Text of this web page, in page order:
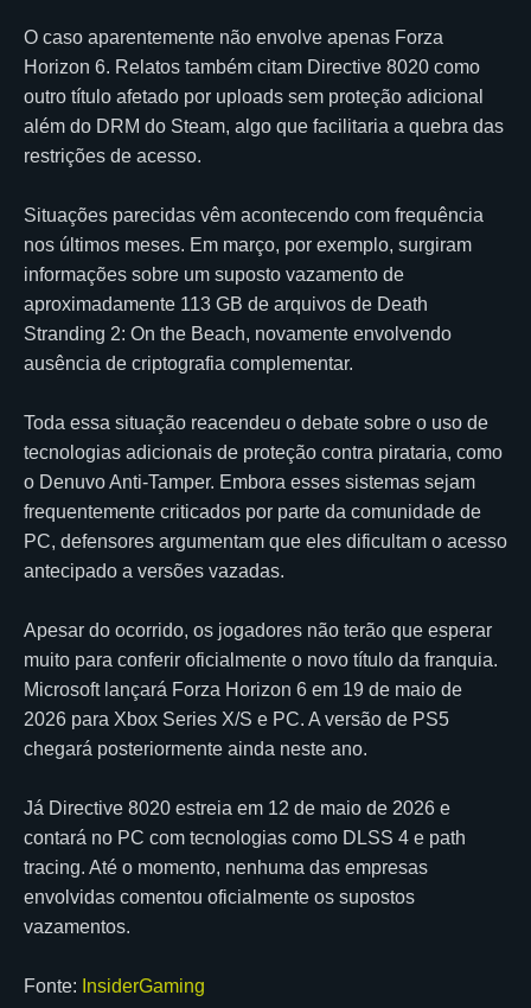
O caso aparentemente não envolve apenas Forza
Horizon 6. Relatos também citam Directive 8020 como
outro título afetado por uploads sem proteção adicional
além do DRM do Steam, algo que facilitaria a quebra das
restrições de acesso.
Situações parecidas vêm acontecendo com frequência
nos últimos meses. Em março, por exemplo, surgiram
informações sobre um suposto vazamento de
aproximadamente 113 GB de arquivos de Death
Stranding 2: On the Beach, novamente envolvendo
ausência de criptografia complementar.
Toda essa situação reacendeu o debate sobre o uso de
tecnologias adicionais de proteção contra pirataria, como
o Denuvo Anti-Tamper. Embora esses sistemas sejam
frequentemente criticados por parte da comunidade de
PC, defensores argumentam que eles dificultam o acesso
antecipado a versões vazadas.
Apesar do ocorrido, os jogadores não terão que esperar
muito para conferir oficialmente o novo título da franquia.
Microsoft lançará Forza Horizon 6 em 19 de maio de
2026 para Xbox Series X/S e PC. A versão de PS5
chegará posteriormente ainda neste ano.
Já Directive 8020 estreia em 12 de maio de 2026 e
contará no PC com tecnologias como DLSS 4 e path
tracing. Até o momento, nenhuma das empresas
envolvidas comentou oficialmente os supostos
vazamentos.
Fonte: InsiderGaming